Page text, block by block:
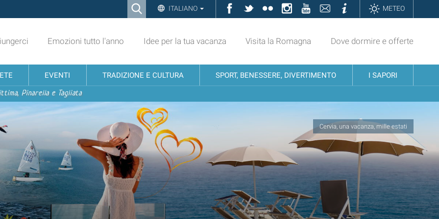
Ricerca ITALIANO Facebook
TwitterFlickrInstagramYouTubeContattiInformazioniMETEO
Emozioni tutto l'anno Idee per la tua vacanza Visita la Romagna Dove dormire e offerte
EVENTI TRADIZIONE E CULTURA SPORT, BENESSERE, DIVERTIMENTO I SAPORI
Pinarella e Tagliata
Cervia, una vacanza, mille estati